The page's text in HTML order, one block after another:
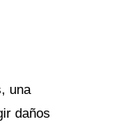
una
daños